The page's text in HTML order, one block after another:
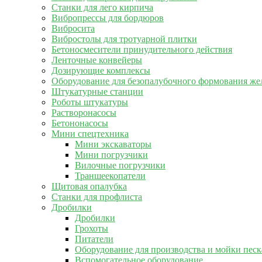
Станки для лего кирпича
Вибропрессы для бордюров
Вибросита
Вибростолы для тротуарной плитки
Бетоносмесители принудительного действия
Ленточные конвейеры
Дозирующие комплексы
Оборудование для безопалубочного формования
Штукатурные станции
Роботы штукатуры
Растворонасосы
Бетононасосы
Мини спецтехника
Мини экскаваторы
Мини погрузчики
Вилочные погрузчики
Траншеекопатели
Щитовая опалубка
Станки для профлиста
Дробилки
Дробилки
Грохоты
Питатели
Оборудование для производства и мойки
Вспомогательное оборудование